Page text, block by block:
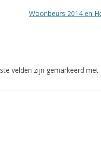
Woonbeurs 2014 en
velden zijn gemarkeerd met